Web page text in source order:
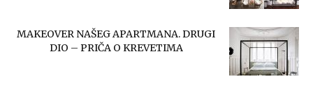
MAKEOVER NAŠEG APARTMANA. DRUGI
DIO – PRIČA O KREVETIMA